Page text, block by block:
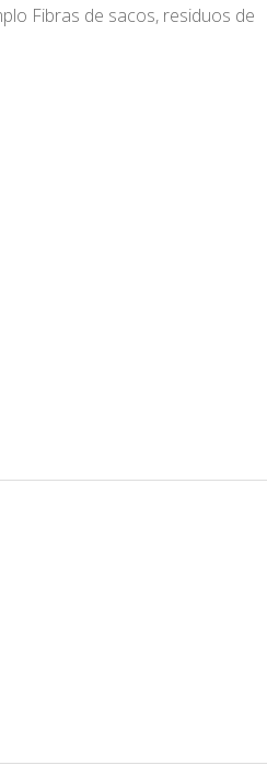
Fibras de sacos, residuos de